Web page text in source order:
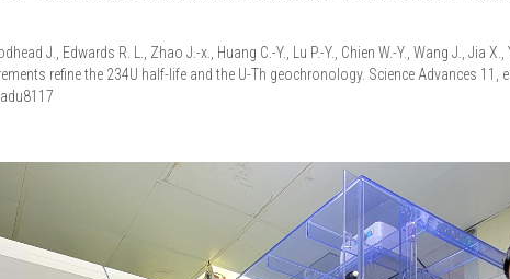
J., Edwards R. L., Zhao J.-x., Huang C.-Y., Lu P.-Y., Chien W.-Y., Wang J., Jia
refine the 234U half-life and the U-Th geochronology. Science Advances 11,